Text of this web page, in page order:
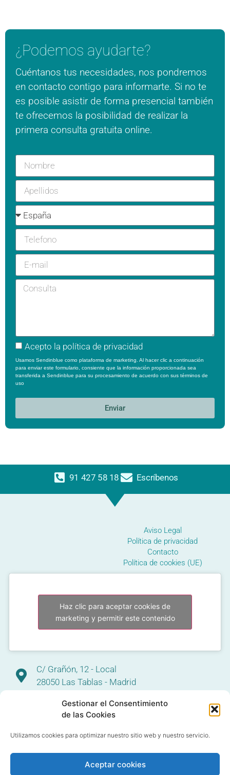
Gestionar el Consentimiento
de las Cookies
Utilizamos cookies para optimizar nuestro sitio web y nuestro servicio.
Aceptar cookies
¿Podemos ayudarte?
Cuéntanos tus necesidades, nos pondremos
en contacto contigo para informarte. Si no te
es posible asistir de forma presencial también
te ofrecemos la posibilidad de realizar la
primera consulta gratuita online.
Acepto la política de privacidad
Usamos Sendinblue como plataforma de marketing. Al hacer clic a continuación
para enviar este formulario, consiente que la información proporcionada sea
transferida a Sendinblue para su procesamiento de acuerdo con sus términos de
uso
Enviar
91 427 58 18 Escríbenos
Aviso Legal
Política de privacidad
Contacto
Política de cookies (UE)
Haz clic para aceptar cookies de
marketing y permitir este contenido
C/ Grañón, 12 - Local
28050 Las Tablas - Madrid
91 427 58 18
© 2020 All rights reserved